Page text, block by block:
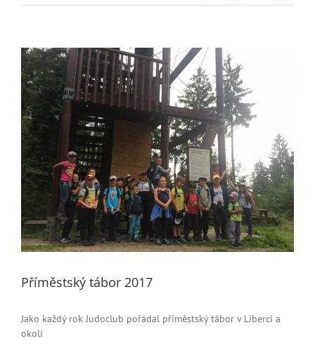
Zobrazit
větší
obrázek
Příměstský tábor 2017
Jako každý rok Judoclub pořádal příměstský tábor v Liberci a
okolí